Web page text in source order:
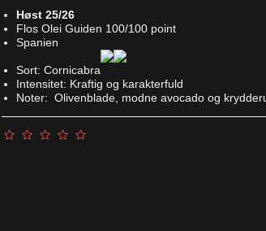
Høst 25/26
Flos Olei Guiden 100/100 point
Spanien
Sort: Cornicabra
Intensitet: Kraftig og karakterfuld
Noter: Olivenblade, modne avocado og